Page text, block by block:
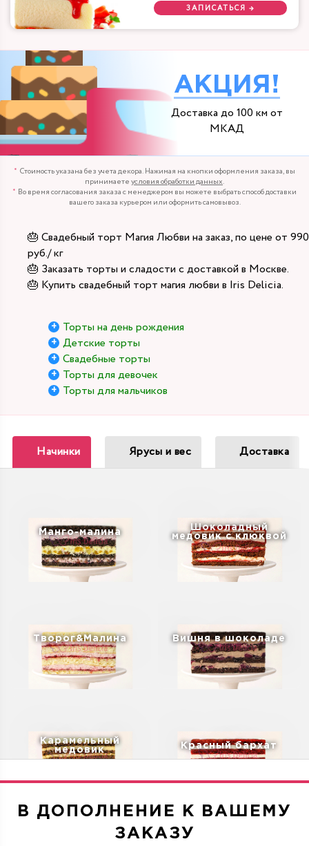
ЗАПИСАТЬСЯ →
АКЦИЯ!
Доставка до 100 км от
МКАД
Стоимость указана без учета декора. Нажимая на кнопки оформления заказа, вы
принимаетеусловия обработки данных.
Во время согласования заказа с менеджером вы можете выбрать способ доставки
вашего заказа курьером или оформить самовывоз.
🎂 Свадебный торт Магия Любви на заказ, по цене от 990
руб./ кг
🎂 Заказать торты и сладости с доставкой в Москве.
🎂 Купить свадебный торт магия любви в Iris Delicia.
Торты на день рождения
Детские торты
Свадебные торты
Торты для девочек
Торты для мальчиков
Начинки Ярусы и вес Доставка
Манго-малина
Шоколадный
медовик с клюквой
Творог&Малина Вишня в шоколаде
Карамельный
медовик
Красный бархат
В ДОПОЛНЕНИЕ К ВАШЕМУ
ЗАКАЗУ